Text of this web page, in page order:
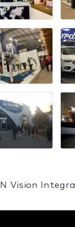
Vision Integral